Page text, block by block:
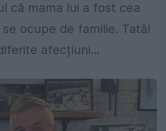
că mama lui a fost cea
ocupe de familie. Tatăl
afecțiuni...